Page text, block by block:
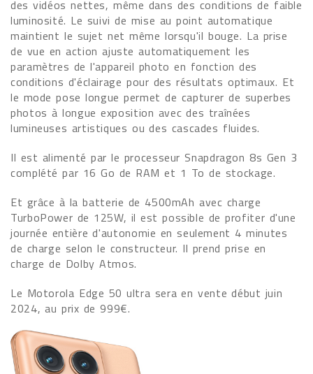
des vidéos nettes, même dans des conditions de faible
luminosité. Le suivi de mise au point automatique
maintient le sujet net même lorsqu'il bouge. La prise
de vue en action ajuste automatiquement les
paramètres de l'appareil photo en fonction des
conditions d'éclairage pour des résultats optimaux. Et
le mode pose longue permet de capturer de superbes
photos à longue exposition avec des traînées
lumineuses artistiques ou des cascades fluides.
Il est alimenté par le processeur Snapdragon 8s Gen 3
complété par 16 Go de RAM et 1 To de stockage.
Et grâce à la batterie de 4500mAh avec charge
TurboPower de 125W, il est possible de profiter d'une
journée entière d'autonomie en seulement 4 minutes
de charge selon le constructeur. Il prend prise en
charge de Dolby Atmos.
Le Motorola Edge 50 ultra sera en vente début juin
2024, au prix de 999€.